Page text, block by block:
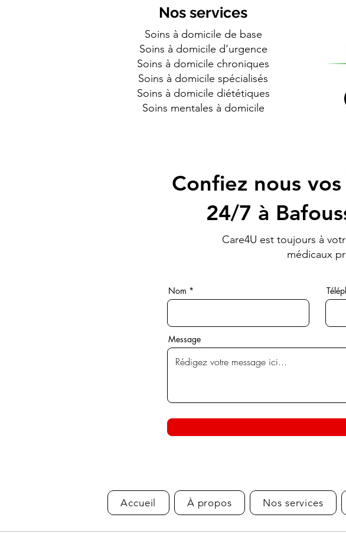
Nos services
Soins à domicile de base
Soins à domicile d’urgence
Soins à domicile chroniques
Soins à domicile spécialisés
Soins à domicile diététiques
Soins mentales à domicile
Confiez nous
24/7 à
Care4U est toujours à
médicaux
Nom
Message
Accueil À propos Nos services